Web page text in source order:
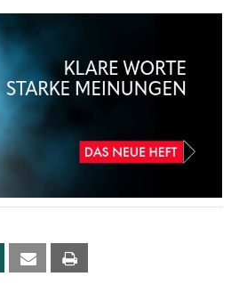
Xing Email